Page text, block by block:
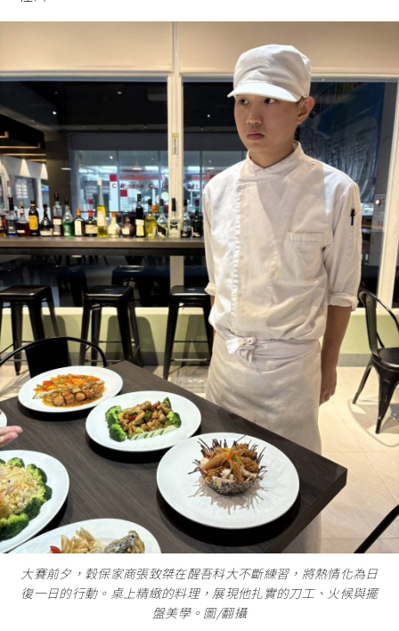
大賽前夕，穀保家商張致桀在醒吾科大不斷練習，將熱情化為日
復一日的行動。桌上精緻的料理，展現他扎實的刀工、火候與擺
盤美學。圖/翻攝